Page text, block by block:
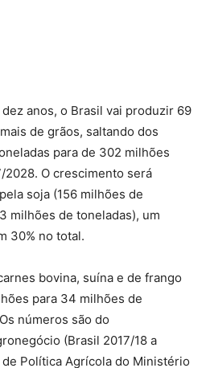
anos, o Brasil vai produzir 69
de grãos, saltando dos
para de 302 milhões
2028. O crescimento será
soja (156 milhões de
milhões de toneladas), um
30% no total.
bovina, suína e de frango
para 34 milhões de
números são do
(Brasil 2017/18 a
Política Agrícola do Ministério